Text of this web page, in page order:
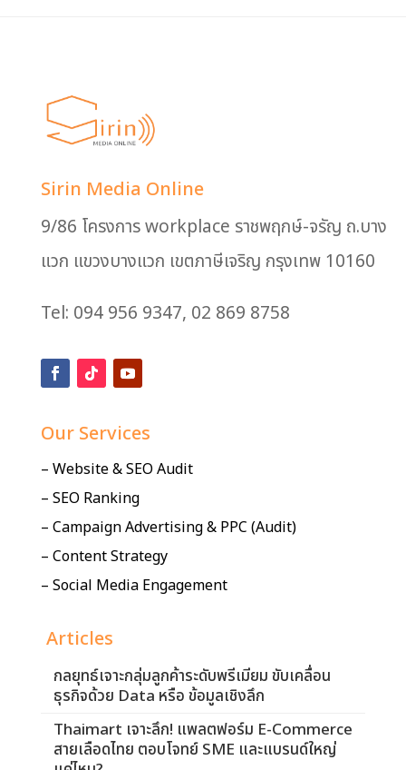
Sirin Media Online
9/86 โครงการ workplace ราชพฤกษ์-จรัญ ถ.บาง
แวก แขวงบางแวก เขตภาษีเจริญ กรุงเทพ 10160
Tel: 094 956 9347, 02 869 8758
Our Services
– Website & SEO Audit
– SEO Ranking
– Campaign Advertising & PPC (Audit)
– Content Strategy
– Social Media Engagement
Articles
กลยุทธ์เจาะกลุ่มลูกค้าระดับพรีเมียม ขับเคลื่อน
ธุรกิจด้วย Data หรือ ข้อมูลเชิงลึก
Thaimart เจาะลึก! แพลตฟอร์ม E-Commerce
สายเลือดไทย ตอบโจทย์ SME และแบรนด์ใหญ่